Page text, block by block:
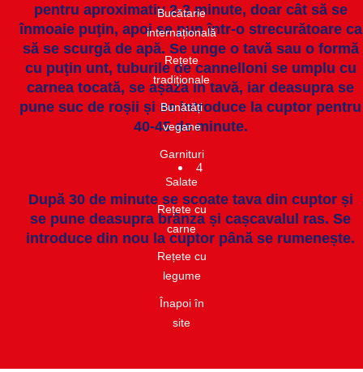
pentru aproximativ 2-3 minute, doar cât să se
înmoaie puţin, apoi se pun într-o strecurătoare ca
să se scurgă de apă. Se unge o tavă sau o formă
cu puţin unt, tuburile de cannelloni se umplu cu
carnea tocată, se așază în tavă, iar deasupra se
pune suc de roșii și se introduce la cuptor pentru
40-45 de minute.
4
După 30 de minute se scoate tava din cuptor și
se pune deasupra brânza și cașcavalul ras. Se
introduce din nou la cuptor până se rumenește.
Bucătarie
internațională​
Rețete
tradiționale
Bunătăți
vegane
Garnituri​
Salate​
Rețete cu
carne​
Rețete cu
legume
Înapoi în
site